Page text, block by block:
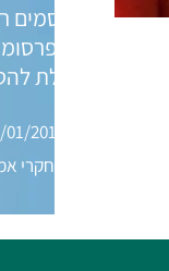
מפרסמים
על
ושוקלת
2016
מחקרי